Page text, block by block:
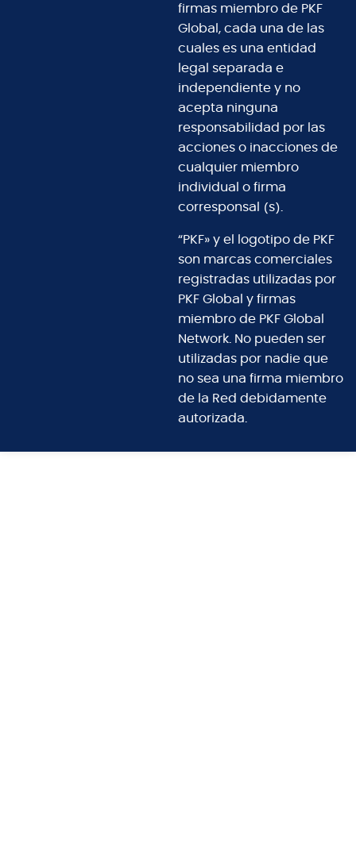
firmas miembro de PKF
Global, cada una de las
cuales es una entidad
legal separada e
independiente y no
acepta ninguna
responsabilidad por las
acciones o inacciones de
cualquier miembro
individual o firma
corresponsal (s).
“PKF» y el logotipo de PKF
son marcas comerciales
registradas utilizadas por
PKF Global y firmas
miembro de PKF Global
Network. No pueden ser
utilizadas por nadie que
no sea una firma miembro
de la Red debidamente
autorizada.